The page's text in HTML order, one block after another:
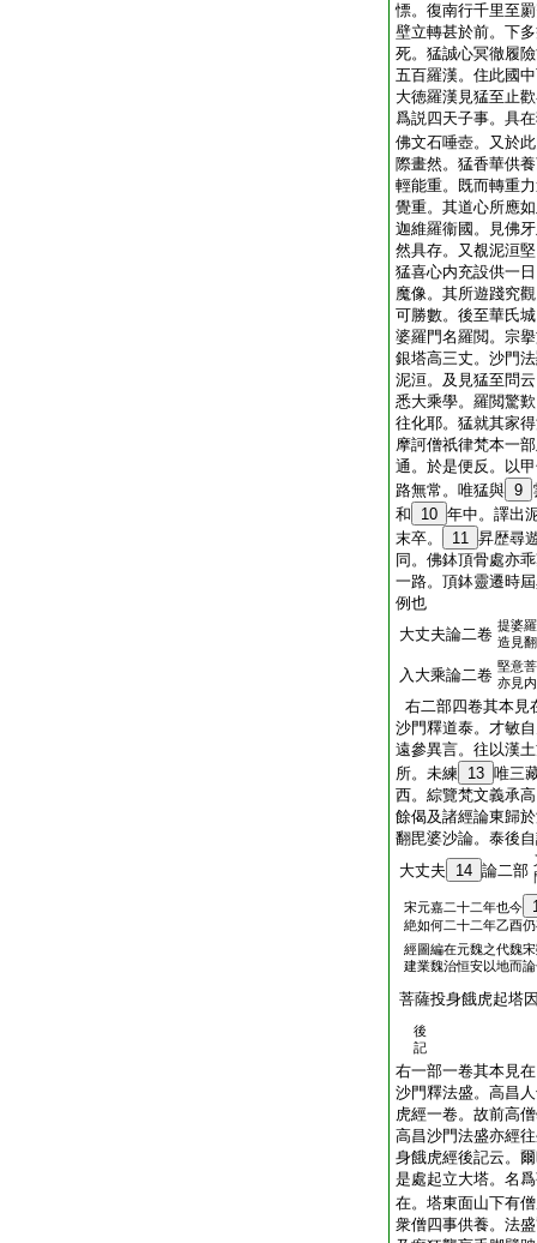
慓。復南行千里至
壁立轉甚於前。下
死。猛誠心冥徹履
五百羅漢。住此國
大徳羅漢見猛至止
爲説四天子事。具
佛文石唾壺。又於
際畫然。猛香華供
輕能重。既而轉重
覺重。其道心所應
迦維羅衞國。見佛
然具存。又覩泥洹
猛喜心内充設供一
魔像。其所遊踐究
可勝數。後至華氏
婆羅門名羅閲。宗
銀塔高三丈。沙門
泥洹。及見猛至問
悉大乘學。羅閲驚
往化耶。猛就其家
摩訶僧祇律梵本一
通。於是便反。以
路無常。唯猛與 9
和
10 年中。譯出
末卒。
11 昇歴尋
同。佛鉢頂骨處亦
一路。頂鉢靈遷時
例也
大丈夫論二卷 提婆
造見
入大乘論二卷 堅意
亦見
右二部四卷其本見
沙門釋道泰。才敏
遠參異言。往以漢
所。未練 13 唯三
西。綜覽梵文義承
餘偈及諸經論東歸
翻毘婆沙論。泰後
大丈夫
14 論二部
宋元嘉二十二年也今
絶如何二十二年乙酉
經圖編在元魏之代魏
建業魏治恒安以地而
菩薩投身餓虎起塔
後
記
右一部一卷其本見在
沙門釋法盛。高昌
虎經一卷。故前高
高昌沙門法盛亦經
身餓虎經後記云。
是處起立大塔。名
在。塔東面山下有
衆僧四事供養。法